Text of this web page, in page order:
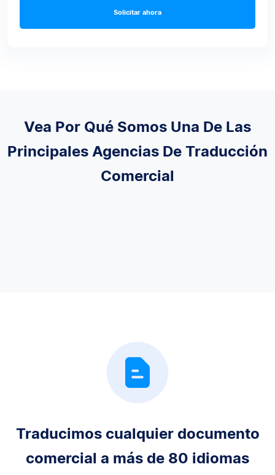
Solicitar ahora
Vea Por Qué Somos Una De Las
Principales Agencias De Traducción
Comercial
Traducimos cualquier documento
comercial a más de 80 idiomas